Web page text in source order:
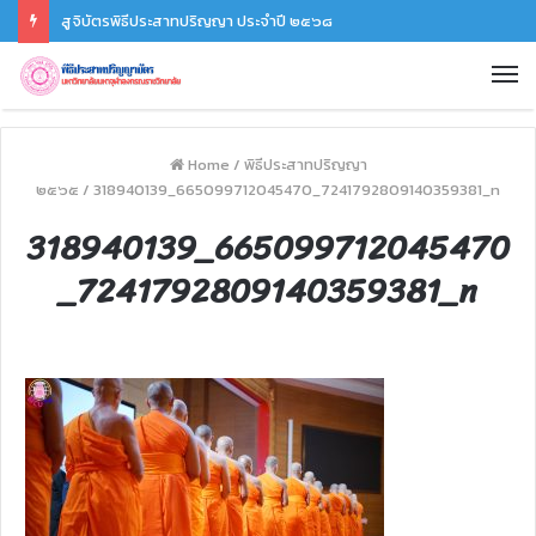
สูจิบัตรพิธีประสาทปริญญา ประจำปี ๒๕๖๘
Home / พิธีประสาทปริญญา
๒๕๖๕ / 318940139_665099712045470_7241792809140359381_n
318940139_665099712045470
_7241792809140359381_n